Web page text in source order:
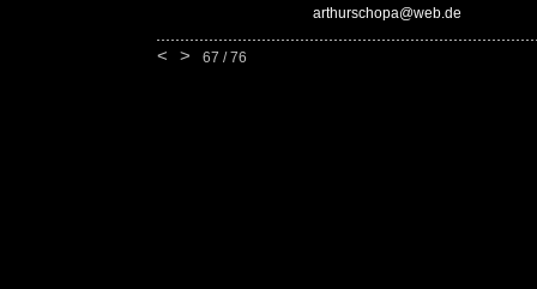
arthurschopa@web.de
< > 67 / 76